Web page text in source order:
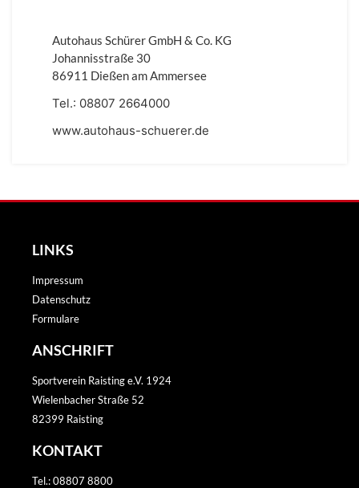
Autohaus Schürer GmbH & Co. KG
Johannisstraße 30
86911 Dießen am Ammersee
Tel.: 08807 2664000
www.autohaus-schuerer.de
LINKS
Impressum
Datenschutz
Formulare
ANSCHRIFT
Sportverein Raisting e.V. 1924
Wielenbacher Straße 52
82399 Raisting
KONTAKT
Tel.: 08807 8800